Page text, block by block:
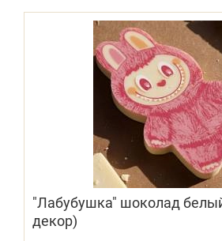
"Лабубушка" шоколад
декор)